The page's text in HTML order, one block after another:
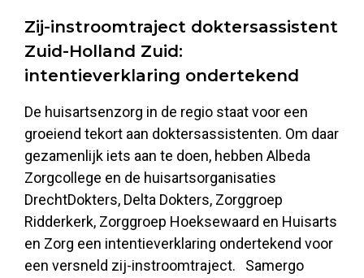
Zij-instroomtraject doktersassistent
Zuid-Holland Zuid:
intentieverklaring ondertekend
De huisartsenzorg in de regio staat voor een
groeiend tekort aan doktersassistenten. Om daar
gezamenlijk iets aan te doen, hebben Albeda
Zorgcollege en de huisartsorganisaties
DrechtDokters, Delta Dokters, Zorggroep
Ridderkerk, Zorggroep Hoeksewaard en Huisarts
en Zorg een intentieverklaring ondertekend voor
een versneld zij-instroomtraject. Samergo